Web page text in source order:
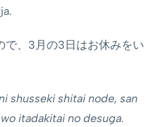
で、3月の3日はお休みをい
shusseki shitai node, san
itadakitai no desuga.